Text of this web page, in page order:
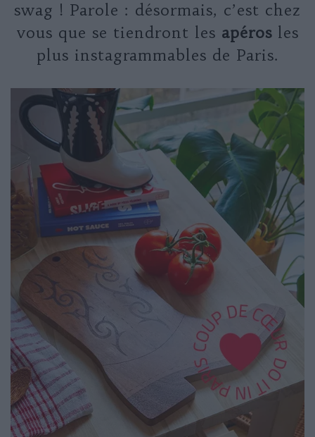
swag ! Parole : désormais, c’est chez
vous que se tiendront les apéros les
plus instagrammables de Paris.